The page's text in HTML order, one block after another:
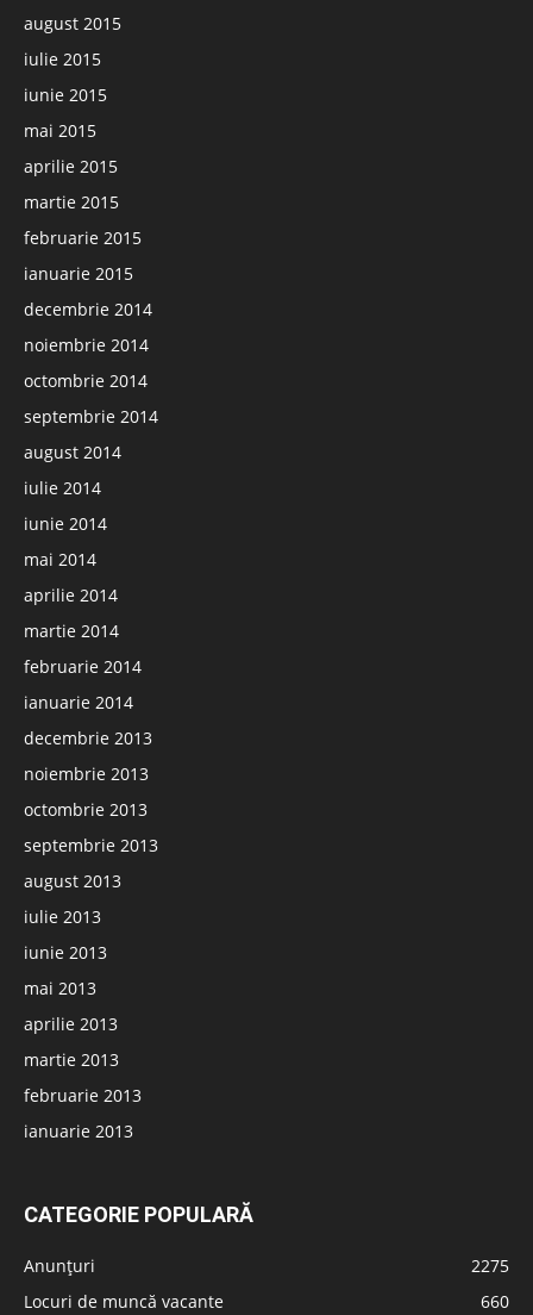
august 2015
iulie 2015
iunie 2015
mai 2015
aprilie 2015
martie 2015
februarie 2015
ianuarie 2015
decembrie 2014
noiembrie 2014
octombrie 2014
septembrie 2014
august 2014
iulie 2014
iunie 2014
mai 2014
aprilie 2014
martie 2014
februarie 2014
ianuarie 2014
decembrie 2013
noiembrie 2013
octombrie 2013
septembrie 2013
august 2013
iulie 2013
iunie 2013
mai 2013
aprilie 2013
martie 2013
februarie 2013
ianuarie 2013
CATEGORIE POPULARĂ
Anunțuri
2275
Locuri de muncă vacante
660